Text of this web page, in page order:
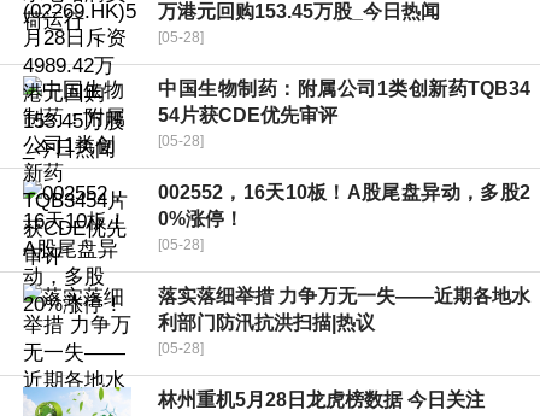
万港元回购153.45万股_今日热闻
[05-28]
中国生物制药：附属公司1类创新药TQB34
54片获CDE优先审评
[05-28]
002552，16天10板！A股尾盘异动，多股2
0%涨停！
[05-28]
落实落细举措 力争万无一失——近期各地水
利部门防汛抗洪扫描|热议
[05-28]
林州重机5月28日龙虎榜数据 今日关注